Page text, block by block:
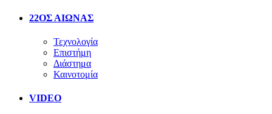
22ΟΣ ΑΙΩΝΑΣ
Τεχνολογία
Επιστήμη
Διάστημα
Καινοτομία
VIDEO